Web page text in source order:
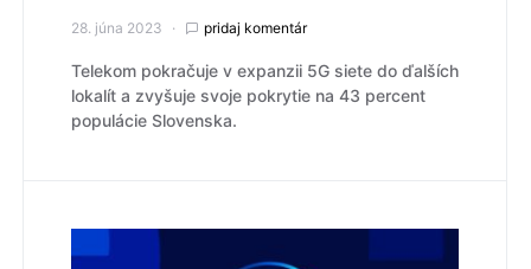
28. júna 2023 pridaj komentár
Telekom pokračuje v expanzii 5G siete do ďalších
lokalít a zvyšuje svoje pokrytie na 43 percent
populácie Slovenska.